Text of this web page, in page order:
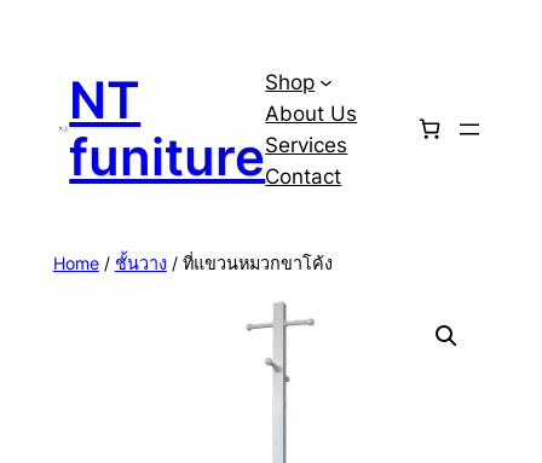
contentNT
funiture
Shop
About Us
Services
Contact
Home/ ชั้นวาง / ที่แขวนหมวกขาโค้ง